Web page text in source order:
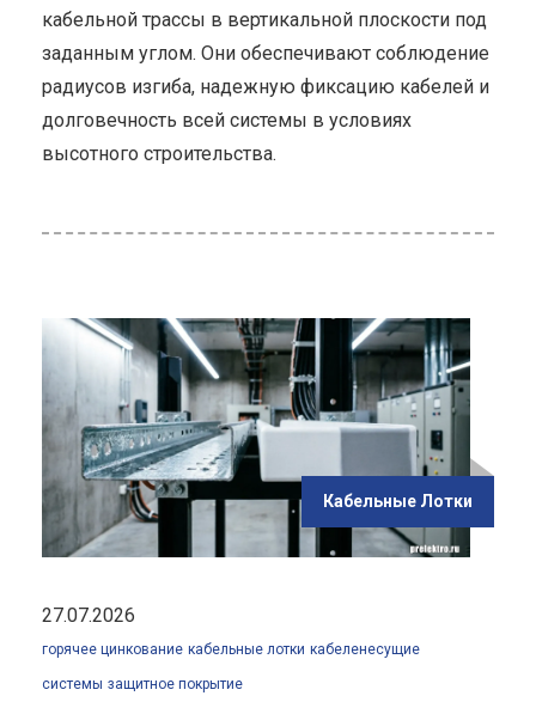
кабельной трассы в вертикальной плоскости под
заданным углом. Они обеспечивают соблюдение
радиусов изгиба, надежную фиксацию кабелей и
долговечность всей системы в условиях
высотного строительства.
Кабельные Лотки
27.07.2026
горячее цинкование кабельные лотки кабеленесущие
системы защитное покрытие